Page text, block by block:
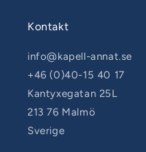
Kontakt
info@kapell-annat.se
+46 (0)40-15 40 17
Kantyxegatan 25L
213 76 Malmö
Sverige